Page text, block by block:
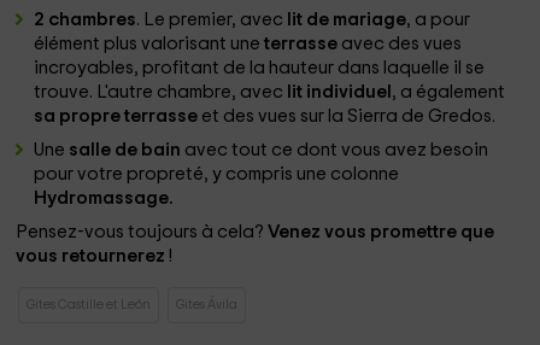
2 chambres. Le premier, avec lit de mariage, a pour
élément plus valorisant uneterrasse avec des vues
incroyables, profitant de la hauteur dans laquelle il se
trouve. L'autre chambre, avec lit individuel , a également
sa propre terrasse et des vues sur la Sierra de Gredos.
Une salle de bain avec tout ce dont vous avez besoin
pour votre propreté, y compris une colonne
Hydromassage.
Pensez-vous toujours à cela?Venez vous promettre que
vous retournerez !
Gites Castille et León Gites Ávila